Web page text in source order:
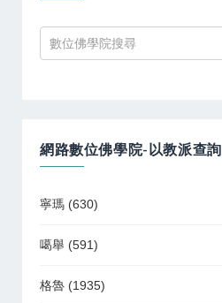
網路數位佛學院-以教派查詢
寧瑪 (630)
噶舉 (591)
格魯 (1935)